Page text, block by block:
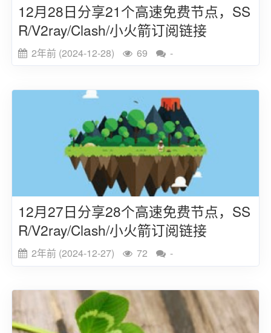
12月28日分享21个高速免费节点，SS
R/V2ray/Clash/小火箭订阅链接
2年前 (2024-12-28) 69 -
12月27日分享28个高速免费节点，SS
R/V2ray/Clash/小火箭订阅链接
2年前 (2024-12-27) 72 -